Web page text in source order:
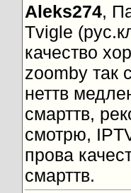
Aleks274,
Tvigle
качество
zoomby так
неттв
смарттв,
смотрю,
прова
смарттв.